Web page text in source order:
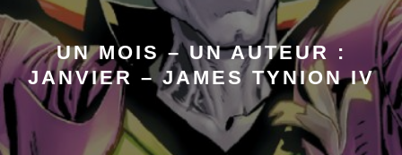
UN MOIS – UN AUTEUR :
JANVIER – JAMES TYNION IV